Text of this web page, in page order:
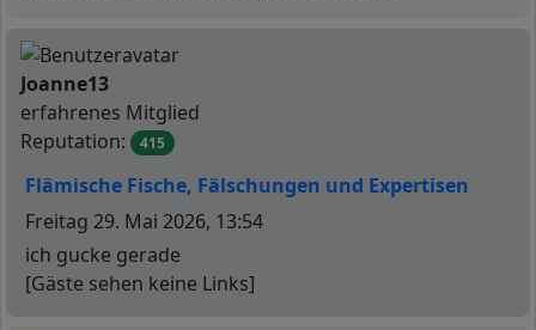
Joanne13Online
erfahrenes Mitglied
Reputation:
415
Flämische Fische, Fälschungen und Expertisen
Beitrag
Freitag 29. Mai 2026, 13:54
ich gucke gerade
[Gäste sehen keine Links]